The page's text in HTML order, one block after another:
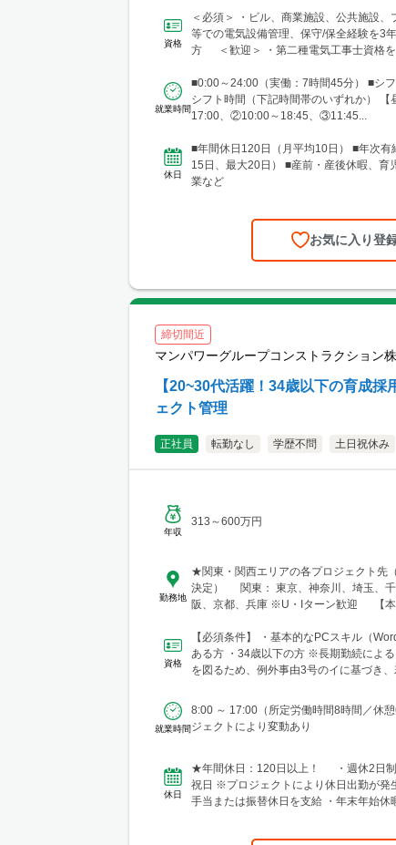
資格
＜必須＞ ・ビル、商業施設、公共施設、
等での電気設備管理、保守/保全経験を3
方 ＜歓迎＞ ・第二種電気工事士資格を
就業時間
■0:00～24:00（実働：7時間45分） ■シ
シフト時間（下記時間帯のいずれか）
17:00、②10:00～18:45、③11:45...
休日
■年間休日120日（月平均10日） ■年次有
15日、最大20日） ■産前・産後休暇、育
業など
お気に入り登
締切間近
マンパワーグループコンストラクション
【20~30代活躍！34歳以下の育成
ェクト管理
正社員 転勤なし 学歴不問 土日祝休み
年収
313～600万円
勤務地
★関東・関西エリアの各プロジェクト先
決定） 関東： 東京、神奈川、埼玉、千葉 関西： 大
阪、京都、兵庫 ※U・Iターン歓迎 【本社】 東京都港
資格
【必須条件】 ・基本的なPCスキル（
ある方 ・34歳以下の方 ※長期勤続によるキャリア形成
を図るため、例外事由3号のイに基づき、
就業時間
8:00 ～ 17:00（所定労働時間8時間／休
ジェクトにより変動あり
休日
★年間休日：120日以上！ ・週休2日制
祝日 ※プロジェクトにより休日出勤が発生した場合は、
手当または振替休日を支給 ・年末年始休暇 ・GW休暇